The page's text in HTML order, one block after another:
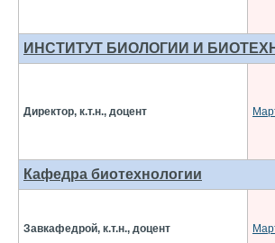
ИНСТИТУТ БИОЛОГИИ И
Директор, к.т.н., доцент
Кафедра биотехнологии
Завкафедрой, к.т.н., доцент